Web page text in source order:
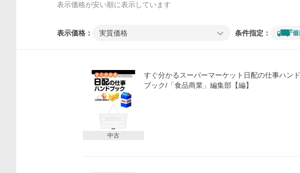
表示価格が安い順に表示しています
表示価格： 実質価格 条件指定：
中古
すぐ分かるスーパーマーケット日配の仕事ハンド
ブック/「食品商業」編集部【編】